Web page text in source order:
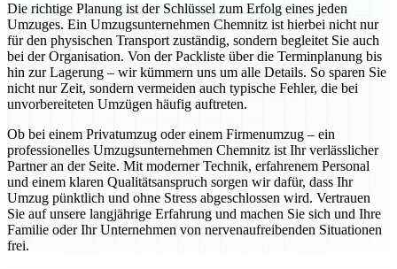
Die richtige Planung ist der Schlüssel zum Erfolg eines jeden
Umzuges. Ein Umzugsunternehmen Chemnitz ist hierbei nicht nur
für den physischen Transport zuständig, sondern begleitet Sie auch
bei der Organisation. Von der Packliste über die Terminplanung bis
hin zur Lagerung – wir kümmern uns um alle Details. So sparen Sie
nicht nur Zeit, sondern vermeiden auch typische Fehler, die bei
unvorbereiteten Umzügen häufig auftreten.
Ob bei einem Privatumzug oder einem Firmenumzug – ein
professionelles Umzugsunternehmen Chemnitz ist Ihr verlässlicher
Partner an der Seite. Mit moderner Technik, erfahrenem Personal
und einem klaren Qualitätsanspruch sorgen wir dafür, dass Ihr
Umzug pünktlich und ohne Stress abgeschlossen wird. Vertrauen
Sie auf unsere langjährige Erfahrung und machen Sie sich und Ihre
Familie oder Ihr Unternehmen von nervenaufreibenden Situationen
frei.